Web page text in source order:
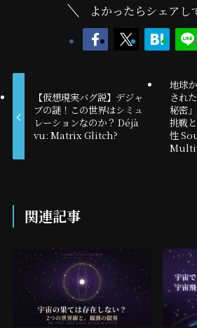
よかったらシェアし
【仮想現実バグ説】デジャ
ブの謎！この世界はシミュ
レーションなのか？ Déjà
vu: Matrix Glitch?
地球
され
秘密
挑戦
性
関連記事